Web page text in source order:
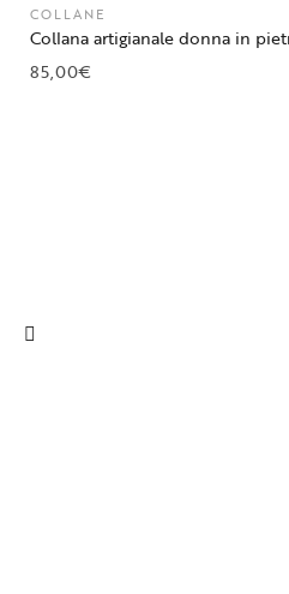
COLLANE
Collana artigianale donna in
85,00€